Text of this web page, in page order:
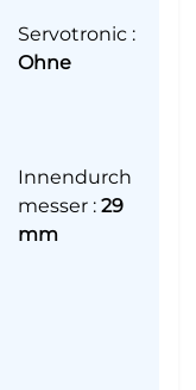
Servotronic :
Ohne
Innendurch
messer : 29
mm